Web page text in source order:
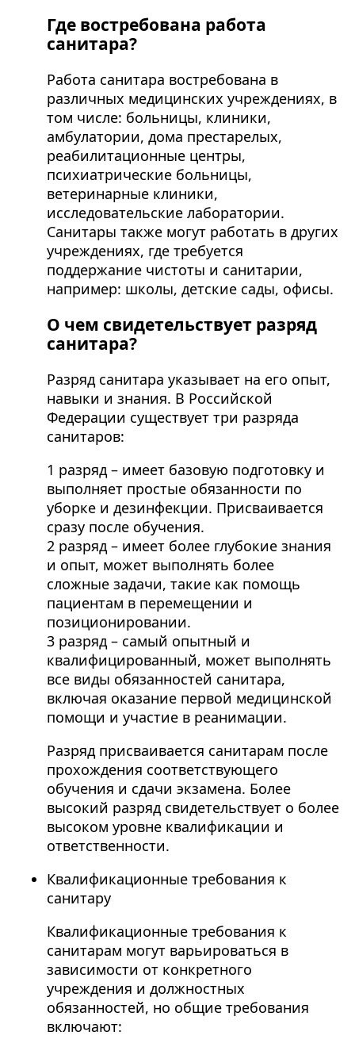
Где востребована работа
санитара?
Работа санитара востребована в
различных медицинских учреждениях, в
том числе: больницы, клиники,
амбулатории, дома престарелых,
реабилитационные центры,
психиатрические больницы,
ветеринарные клиники,
исследовательские лаборатории.
Санитары также могут работать в других
учреждениях, где требуется
поддержание чистоты и санитарии,
например: школы, детские сады, офисы.
О чем свидетельствует разряд
санитара?
Разряд санитара указывает на его опыт,
навыки и знания. В Российской
Федерации существует три разряда
санитаров:
1 разряд – имеет базовую подготовку и
выполняет простые обязанности по
уборке и дезинфекции. Присваивается
сразу после обучения.
2 разряд – имеет более глубокие знания
и опыт, может выполнять более
сложные задачи, такие как помощь
пациентам в перемещении и
позиционировании.
3 разряд – самый опытный и
квалифицированный, может выполнять
все виды обязанностей санитара,
включая оказание первой медицинской
помощи и участие в реанимации.
Разряд присваивается санитарам после
прохождения соответствующего
обучения и сдачи экзамена. Более
высокий разряд свидетельствует о более
высоком уровне квалификации и
ответственности.
Квалификационные требования к
санитару
Квалификационные требования к
санитарам могут варьироваться в
зависимости от конкретного
учреждения и должностных
обязанностей, но общие требования
включают: